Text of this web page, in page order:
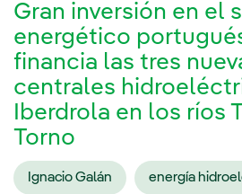
Gran inversión en el
energético
financia las tres
centrales
Iberdrola en los ríos
Torno
Ignacio Galán energía